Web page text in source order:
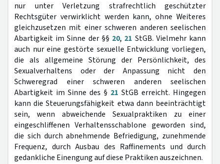
nur unter Verletzung strafrechtlich geschützter
Rechtsgüter verwirklicht werden kann, ohne Weiteres
gleichzusetzen mit einer schweren anderen seelischen
Abartigkeit im Sinne der §§ 20, 21 StGB. Vielmehr kann
auch nur eine gestörte sexuelle Entwicklung vorliegen,
die als allgemeine Störung der Persönlichkeit, des
Sexualverhaltens oder der Anpassung nicht den
Schweregrad einer schweren anderen seelischen
Abartigkeit im Sinne des § 21 StGB erreicht. Hingegen
kann die Steuerungsfähigkeit etwa dann beeinträchtigt
sein, wenn abweichende Sexualpraktiken zu einer
eingeschliffenen Verhaltensschablone geworden sind,
die sich durch abnehmende Befriedigung, zunehmende
Frequenz, durch Ausbau des Raffinements und durch
gedankliche Einengung auf diese Praktiken auszeichnen.